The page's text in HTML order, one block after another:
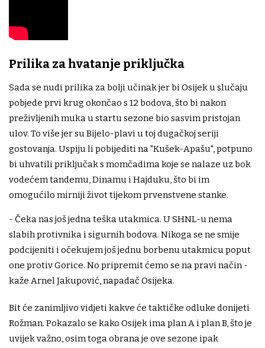
Prilika za hvatanje priključka
Sada se nudi prilika za bolji učinak jer bi Osijek u slučaju
pobjede prvi krug okončao s 12 bodova, što bi nakon
preživljenih muka u startu sezone bio sasvim pristojan
ulov. To više jer su Bijelo-plavi u toj dugačkoj seriji
gostovanja. Uspiju li pobijediti na "Kušek-Apašu", potpuno
bi uhvatili priključak s momčadima koje se nalaze uz bok
vodećem tandemu, Dinamu i Hajduku, što bi im
omogućilo mirniji život tijekom prvenstvene stanke.
- Čeka nas još jedna teška utakmica. U SHNL-u nema
slabih protivnika i sigurnih bodova. Nikoga se ne smije
podcijeniti i očekujem još jednu borbenu utakmicu poput
one protiv Gorice. No pripremit ćemo se na pravi način -
kaže Arnel Jakupović, napadač Osijeka.
Bit će zanimljivo vidjeti kakve će taktičke odluke donijeti
Rožman. Pokazalo se kako Osijek ima plan A i plan B, što je
uvijek važno, osim toga obrana je ove sezone ipak